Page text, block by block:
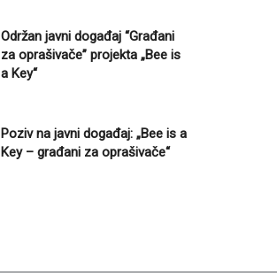
Održan javni događaj “Građani
za oprašivače” projekta „Bee is
a Key“
Poziv na javni događaj: „Bee is a
Key – građani za oprašivače“